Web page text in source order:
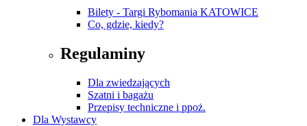
Bilety - Targi Rybomania KATOWICE
Co, gdzie, kiedy?
Regulaminy
Dla zwiedzających
Szatni i bagażu
Przepisy techniczne i ppoż.
Dla Wystawcy